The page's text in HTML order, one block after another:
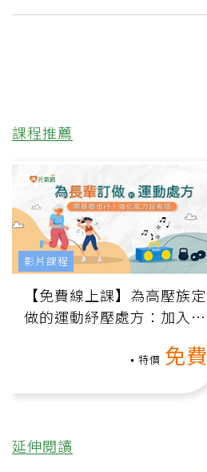
課程推薦
【免費線上課】為高壓族定
做的運動紓壓處方：加入行
特價 免費
影片課程
延伸閱讀